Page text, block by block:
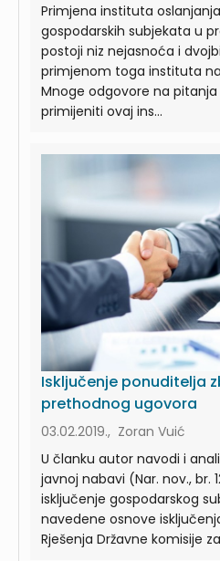
Primjena instituta
gospodarskih subjekata u
postoji niz nejasnoća i
primjenom toga instituta
Mnoge odgovore na pitanja
primijeniti ovaj ins...
Isključenje ponuditelja
prethodnog ugovora
03.02.2019., Zoran Vuić
U članku autor navodi i
javnoj nabavi (Nar. nov., br.
isključenje gospodarskog
navedene osnove
Rješenja Državne komisije